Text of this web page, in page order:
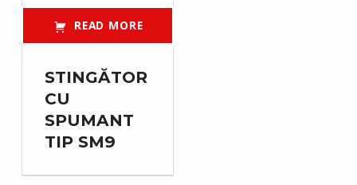
READ MORE
STINGĂTOR
CU
SPUMANT
TIP SM9